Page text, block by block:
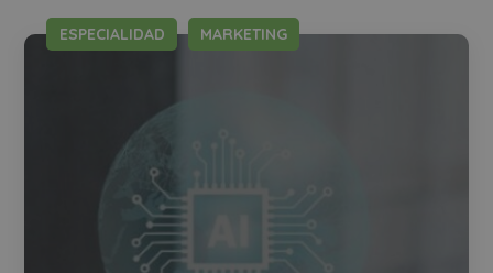
ESPECIALIDAD MARKETING